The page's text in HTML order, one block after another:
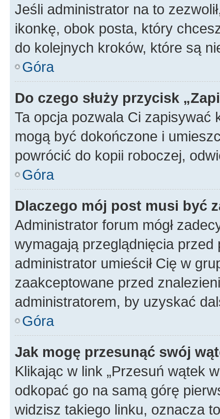
Jeśli administrator na to
ikonkę, obok posta, który
do kolejnych kroków, które są
Góra
Do czego służy przycisk
Ta opcja pozwala Ci zapisywać
mogą być dokończone i
powrócić do kopii roboczej,
Góra
Dlaczego mój post musi być
Administrator forum mógł
wymagają przeglądnięcia
administrator umieścił Cię w
zaakceptowane przed
administratorem, by uzyskać
Góra
Jak mogę przesunąć swój
Klikając w link „Przesuń wątek
odkopać go na samą górę
widzisz takiego linku, oznacza